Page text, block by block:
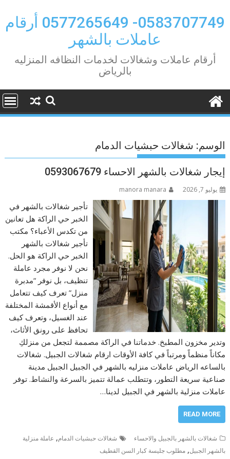
to
content
0583707749- 0577265649 أرقام
عاملات بالشهر
أرقام عاملات وشغالات لخدمات النظافه المنزليه
بالرياض
الوسم: شغالات حبشيات الدمام
إيجار شغالات بالشهر الاحساء 0593067679
يوليو 7, 2026 manora manara
تأجير شغالات بالشهر في
الخبر حي الراكة هل تعانين
من تكدس الأعباء؟ مكتب
تأجير شغالات بالشهر
الخبر حي الراكة هو الحل.
نحن لا نوفر مجرد عاملة
تنظيف، بل نوفر “مدبرة
منزل” تعرف كيف تتعامل
مع أنواع الأقمشة المختلفة
عند الغسيل، وتعرف كيف
تحافظ على رونق الأثاث،
وتدير مخزون المطبخ. خدماتنا في الراكة مصممة لتجعل من منزلكِ
مكاناً منظماً ومرتباً في كافة الأوقات ارقام شغالات الجبيل. شغالات
بالساعه الرياض عاملات منزليه بالشهر في الجبيل الجبيل مدينة
صناعية سريعة التطور، وتتطلب عمالة تتميز بالسرعة والنشاط. توفر
عاملات منزلية بالشهر في الجبيل لدينا…
READ MORE
شغالات بالشهر بالجبيل والاحساء شغالات حبشيات الدمام, عاملة منزلية
بالشهر الجبيل,مطلوب جليسة كبار السن القطيف